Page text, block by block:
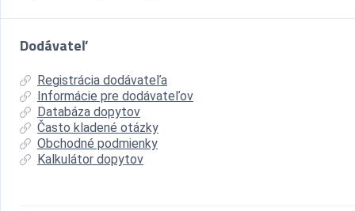
Dodávateľ
Registrácia dodávateľa
Informácie pre dodávateľov
Databáza dopytov
Často kladené otázky
Obchodné podmienky
Kalkulátor dopytov